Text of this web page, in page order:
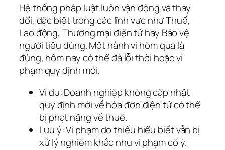
Hệ thống pháp luật luôn vận động và thay
đổi, đặc biệt trong các lĩnh vực như Thuế,
Lao động, Thương mại điện tử hay Bảo vệ
người tiêu dùng. Một hành vi hôm qua là
đúng, hôm nay có thể đã lỗi thời hoặc vi
phạm quy định mới.
Ví dụ:Doanh nghiệp không cập nhật
quy định mới về hóa đơn điện tử có thể
bị phạt nặng về thuế.
Lưu ý:Vi phạm do thiếu hiểu biết vẫn bị
xử lý nghiêm khắc như vi phạm cố ý.